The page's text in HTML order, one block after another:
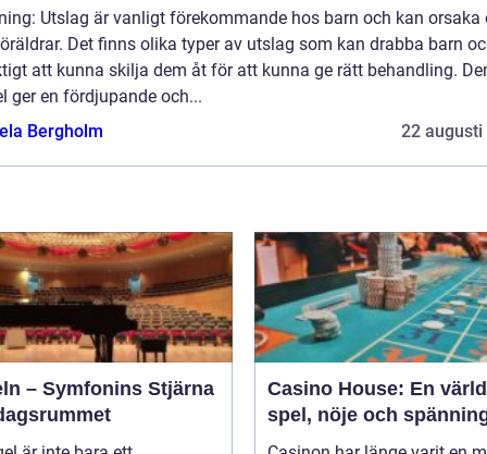
Utslag är vanligt förekommande hos barn och kan orsaka
Det finns olika typer av utslag som kan drabba barn
att kunna skilja dem åt för att kunna ge rätt behandling.
ger en fördjupande och...
Bergholm
22 augusti
– Symfonins Stjärna
Casino House: En
spel, nöje och